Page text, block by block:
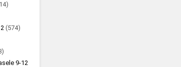
(574)
9-12